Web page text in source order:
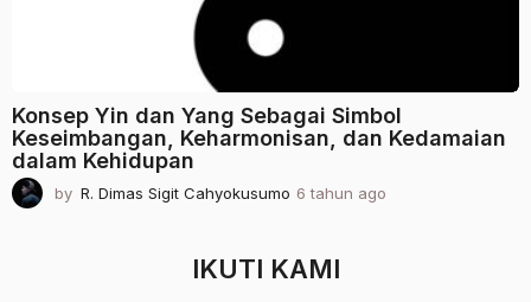
Konsep Yin dan Yang Sebagai Simbol
Keseimbangan, Keharmonisan, dan Kedamaian
dalam Kehidupan
by R. Dimas Sigit Cahyokusumo 6 tahun ago
IKUTI KAMI